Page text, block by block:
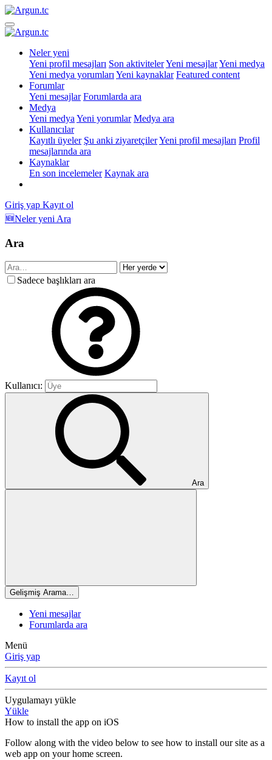
Neler yeni
Yeni profil mesajları Son aktivitelerYeni mesajlarYeni medya
Yeni medya yorumları Yeni kaynaklar Featured content
Forumlar
Yeni mesajlar Forumlarda ara
Medya
Yeni medya Yeni yorumlar Medya ara
Kullanıcılar
Kayıtlı üyeler Şu anki ziyaretçilerYeni profil mesajları Profil
mesajlarında ara
Kaynaklar
En son incelemeler Kaynak ara
Giriş yap Kayıt ol
🆕Neler yeni Ara
Ara
Sadece başlıkları ara
Kullanıcı:
Ara
Gelişmiş Arama…
Yeni mesajlar
Forumlarda ara
Menü
Giriş yap
Kayıt ol
Uygulamayı yükle
Yükle
How to install the app on iOS
Follow along with the video below to see how to install our site as a
web app on your home screen.